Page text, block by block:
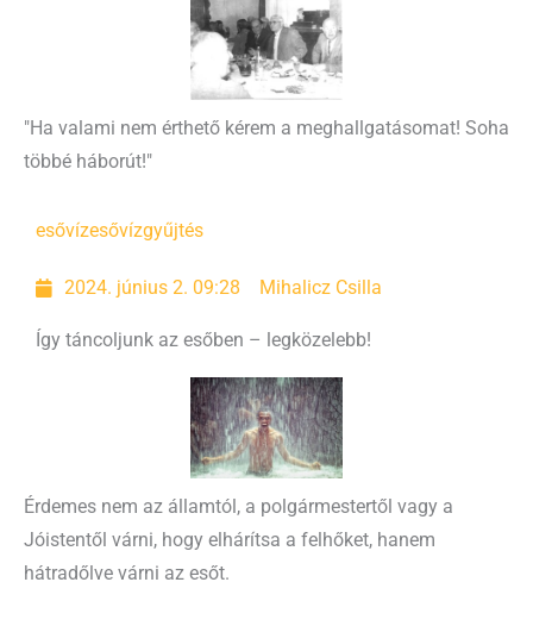
"Ha valami nem érthető kérem a meghallgatásomat! Soha
többé háborút!"
esővízesővízgyűjtés
2024. június 2. 09:28 Mihalicz Csilla
Így táncoljunk az esőben – legközelebb!
Érdemes nem az államtól, a polgármestertől vagy a
Jóistentől várni, hogy elhárítsa a felhőket, hanem
hátradőlve várni az esőt.